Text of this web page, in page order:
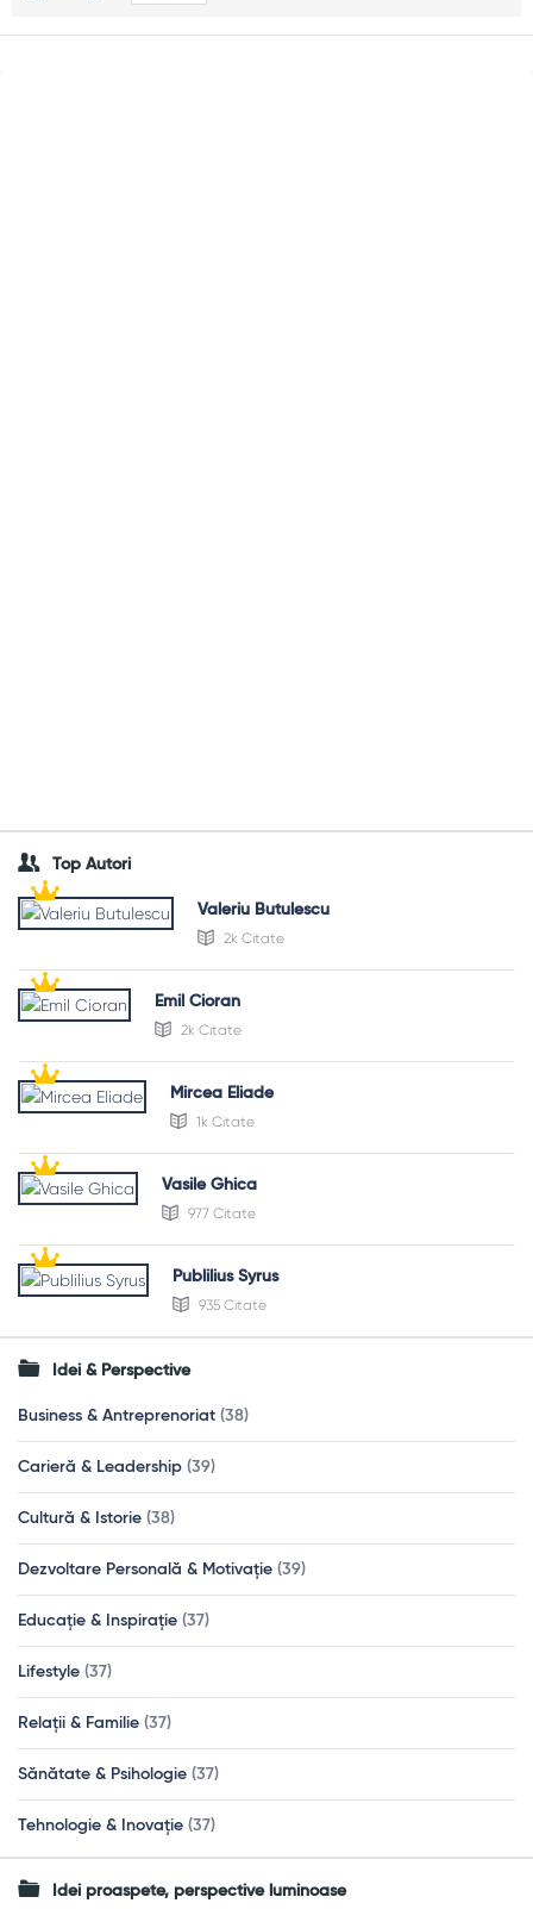
Top Autori
Valeriu Butulescu
2k Citate
Emil Cioran
2k Citate
Mircea Eliade
1k Citate
Vasile Ghica
977 Citate
Publilius Syrus
935 Citate
Idei & Perspective
Business & Antreprenoriat (38)
Carieră & Leadership (39)
Cultură & Istorie (38)
Dezvoltare Personală & Motivație (39)
Educație & Inspirație (37)
Lifestyle (37)
Relații & Familie (37)
Sănătate & Psihologie (37)
Tehnologie & Inovație (37)
Idei proaspete, perspective luminoase